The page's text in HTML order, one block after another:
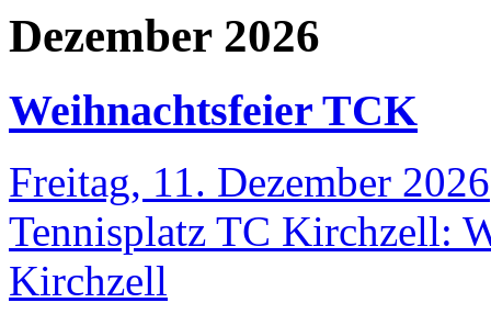
Dezember 2026
Weihnachtsfeier TCK
Freitag, 11. Dezember 2026
Tennisplatz TC Kirchzell:
Kirchzell